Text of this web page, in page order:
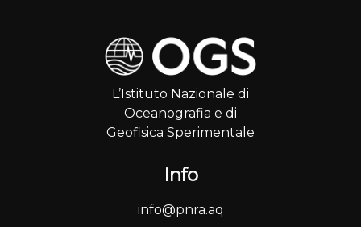
L’Istituto Nazionale di
Oceanografia e di
Geofisica Sperimentale
Info
info@pnra.aq